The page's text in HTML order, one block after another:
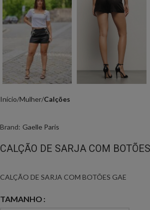
Início Mulher Calções
Brand: Gaelle Paris
CALÇÃO DE SARJA COM
CALÇÃO DE SARJA COM BOTÕES GAE
TAMANHO